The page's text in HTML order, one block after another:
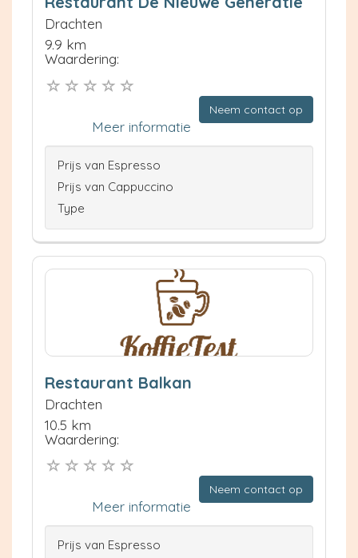
Drachten
9.9 km
Waardering:
Neem contact op
Meer informatie
Prijs van Espresso
Prijs van Cappuccino
Type
Restaurant Balkan
Drachten
10.5 km
Waardering:
Neem contact op
Meer informatie
Prijs van Espresso